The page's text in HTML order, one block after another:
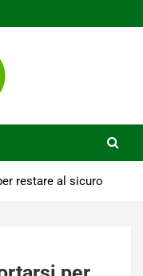
restare al sicuro